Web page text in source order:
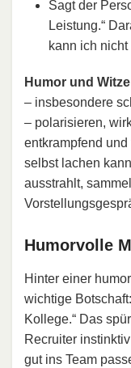
Sagt der
Leistung.“
kann ich nicht
Humor und
– insbesondere
– polarisieren,
entkrampfend
selbst lachen
ausstrahlt,
Humorvolle
Hinter einer
wichtige
Kollege.“ Das
Recruiter
gut ins Team